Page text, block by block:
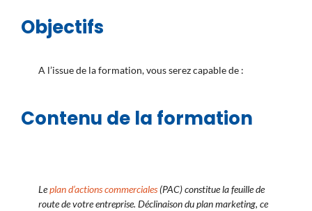
Objectifs
A l’issue de la formation, vous serez capable de :
Contenu de la formation
Leplan d’actions commerciales(PAC) constitue la feuille de
route de votre entreprise. Déclinaison du plan marketing, ce